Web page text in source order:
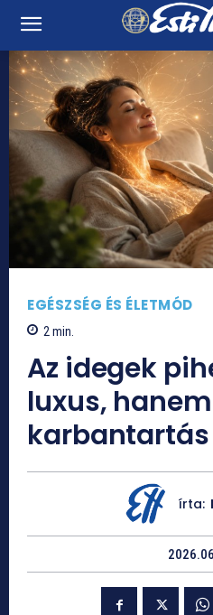
EGÉSZSÉG ÉS ÉLETMÓD
2 min.
Az idegek
luxus, hanem
karbantartás
írta: